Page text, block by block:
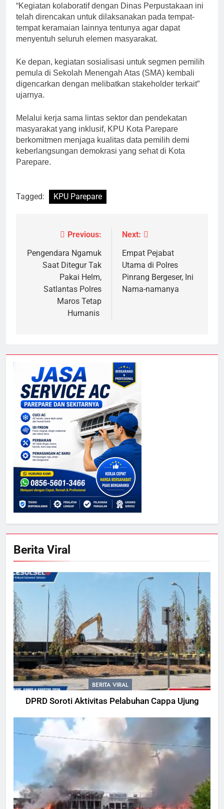
“Kegiatan kolaboratif dengan Dinas Perpustakaan ini
telah direncakan untuk dilaksanakan pada tempat-
tempat keramaian lainnya tentunya agar dapat
menyentuh seluruh elemen masyarakat.
Ke depan, kegiatan sosialisasi untuk segmen pemilih
pemula di Sekolah Menengah Atas (SMA) kembali
digencarkan dengan melibatkan stakeholder terkait”
ujarnya.
Melalui kerja sama lintas sektor dan pendekatan
masyarakat yang inklusif, KPU Kota Parepare
berkomitmen menjaga kualitas data pemilih demi
keberlangsungan demokrasi yang sehat di Kota
Parepare.
Tagged: KPU Parepare
Navigasi
pos
Previous:
Pengendara Ngamuk
Saat Ditegur Tak
Pakai Helm,
Satlantas Polres
Maros Tetap
Humanis
Next:
Empat Pejabat
Utama di Polres
Pinrang Bergeser, Ini
Nama-namanya
Berita Viral
BERITA VIRAL
DPRD Soroti Aktivitas Pelabuhan Cappa Ujung